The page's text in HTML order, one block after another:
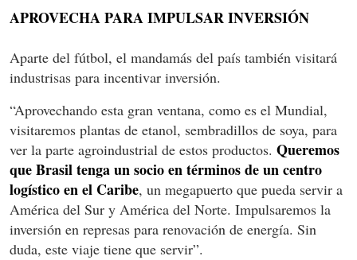
APROVECHA PARA IMPULSAR INVERSIÓN
Aparte del fútbol, el mandamás del país también visitará
industrisas para incentivar inversión.
“Aprovechando esta gran ventana, como es el Mundial,
visitaremos plantas de etanol, sembradillos de soya, para
ver la parte agroindustrial de estos productos. Queremos
que Brasil tenga un socio en términos de un centro
logístico en el Caribe, un megapuerto que pueda servir a
América del Sur y América del Norte. Impulsaremos la
inversión en represas para renovación de energía. Sin
duda, este viaje tiene que servir”.